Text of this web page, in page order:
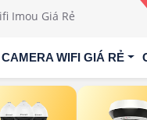
Imou Giá Rẻ
WIFI GIÁ RẺ